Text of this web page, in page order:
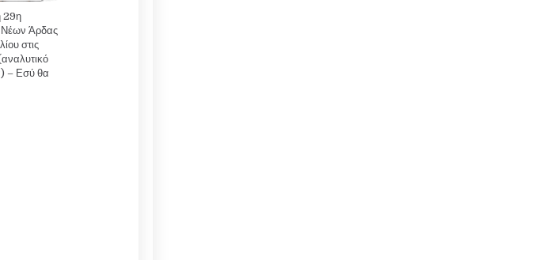
29η
Άρδας
στις
– Εσύ θα